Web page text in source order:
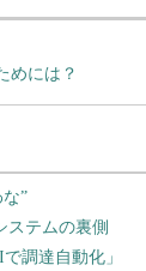
めには？